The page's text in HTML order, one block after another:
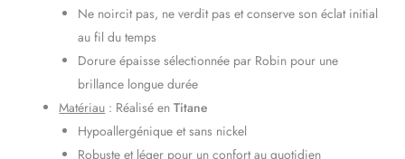
Ne noircit pas, ne verdit pas et conserve son éclat initial
au fil du temps
Dorure épaisse sélectionnée par Robin pour une
brillance longue durée
Matériau : Réalisé enTitane
Hypoallergénique et sans nickel
Robuste et léger pour un confort au quotidien